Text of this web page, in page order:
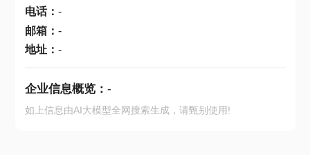
电话： -
邮箱： -
地址： -
企业信息概览： -
如上信息由AI大模型全网搜索生成，请甄别使用!